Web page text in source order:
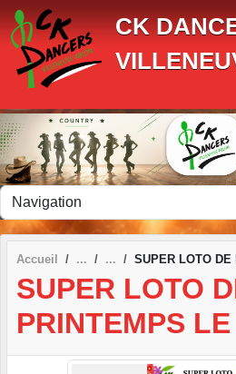
CK
Accueil SUPER LOTO DE
SUPER LOTO
PRINTEMPS
Panneau de gestion des cookies